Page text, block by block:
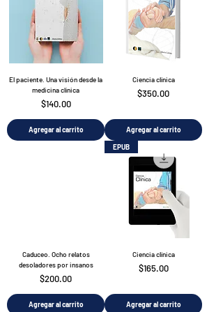
El paciente. Una visión desde la
medicina clínica
Precio
$140.00
Agregar al carrito
Ciencia clínica
Precio
$350.00
Agregar al carrito
Caduceo. Ocho relatos
desoladores por insanos
Precio
$200.00
Agregar al carrito
EPUB
Ciencia clínica
Precio
$165.00
Agregar al carrito